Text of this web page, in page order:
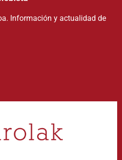
Información y actualidad de